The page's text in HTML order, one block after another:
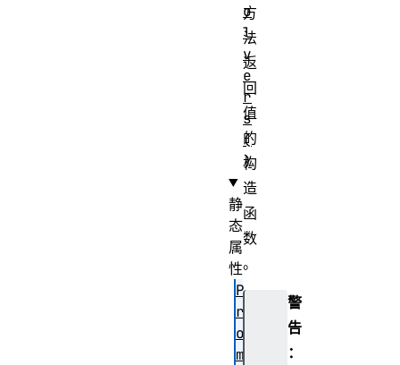
方
法
返
回
值
的
构
造
函
数
。
警
告
：
o
l
v
e
r
s
(
)
静
态
属
性
P
r
o
m